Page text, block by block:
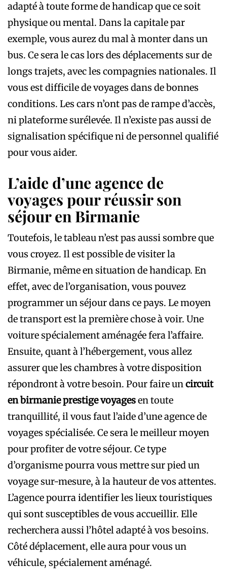
adapté à toute forme de handicap que ce soit
physique ou mental. Dans la capitale par
exemple, vous aurez du mal à monter dans un
bus. Ce sera le cas lors des déplacements sur de
longs trajets, avec les compagnies nationales. Il
vous est difficile de voyages dans de bonnes
conditions. Les cars n’ont pas de rampe d’accès,
ni plateforme surélevée. Il n’existe pas aussi de
signalisation spécifique ni de personnel qualifié
pour vous aider.
L’aide d’une agence de
voyages pour réussir son
séjour en Birmanie
Toutefois, le tableau n’est pas aussi sombre que
vous croyez. Il est possible de visiter la
Birmanie, même en situation de handicap. En
effet, avec de l’organisation, vous pouvez
programmer un séjour dans ce pays. Le moyen
de transport est la première chose à voir. Une
voiture spécialement aménagée fera l’affaire.
Ensuite, quant à l’hébergement, vous allez
assurer que les chambres à votre disposition
répondront à votre besoin. Pour faire uncircuit
en birmanie prestige voyagesen toute
tranquillité, il vous faut l’aide d’une agence de
voyages spécialisée. Ce sera le meilleur moyen
pour profiter de votre séjour. Ce type
d’organisme pourra vous mettre sur pied un
voyage sur-mesure, à la hauteur de vos attentes.
L’agence pourra identifier les lieux touristiques
qui sont susceptibles de vous accueillir. Elle
recherchera aussi l’hôtel adapté à vos besoins.
Côté déplacement, elle aura pour vous un
véhicule, spécialement aménagé.